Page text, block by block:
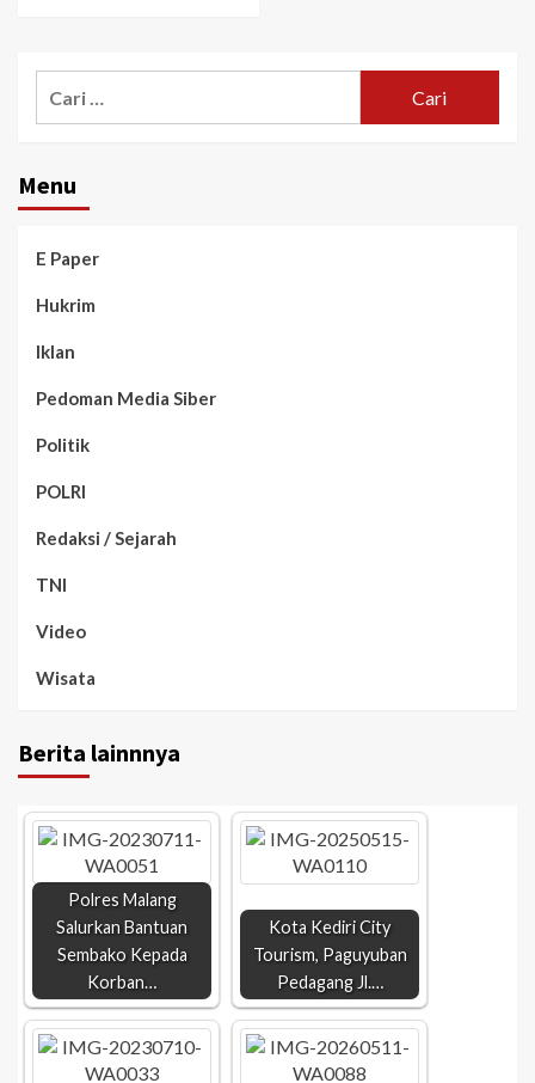
Menu
E Paper
Hukrim
Iklan
Pedoman Media Siber
Politik
POLRI
Redaksi / Sejarah
TNI
Video
Wisata
Berita lainnnya
Polres Malang
Salurkan Bantuan
Sembako Kepada
Korban…
Kota Kediri City
Tourism, Paguyuban
Pedagang Jl.…